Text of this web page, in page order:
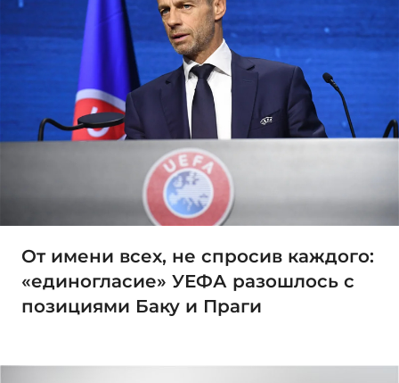
От имени всех, не спросив каждого:
«единогласие» УЕФА разошлось с
позициями Баку и Праги